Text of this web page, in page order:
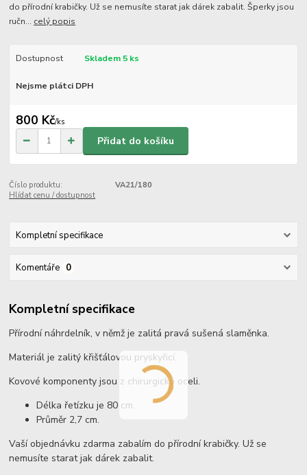
do přírodní krabičky. Už se nemusíte starat jak dárek zabalit. Šperky jsou
ručn... celý popis
Dostupnost Skladem 5 ks
Nejsme plátci DPH
800 Kč/ks
Přidat do košíku
Číslo produktu:
VA21/180
Hlídat cenu / dostupnost
Kompletní specifikace
Komentáře 0
Kompletní specifikace
Přírodní náhrdelník, v němž je zalitá pravá sušená slaměnka.
Materiál je zalitý křišťálovou pryskyřicí.
Kovové komponenty jsou z chirurgické oceli.
Délka řetízku je 80 cm.
Průměr 2,7 cm.
Vaší objednávku zdarma zabalím do přírodní krabičky. Už se
nemusíte starat jak dárek zabalit.